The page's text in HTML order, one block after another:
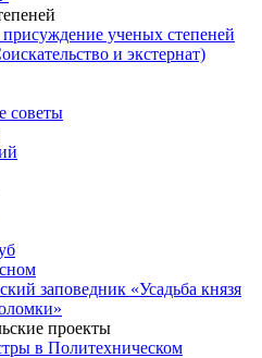
присуждение ученых степеней
и экстернат)
советы
заповедник «Усадьба князя
проекты
в Политехническом